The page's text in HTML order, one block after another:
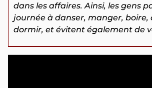
dans les affaires. Ainsi, les gens
journée à danser, manger, boire,
dormir, et évitent également de